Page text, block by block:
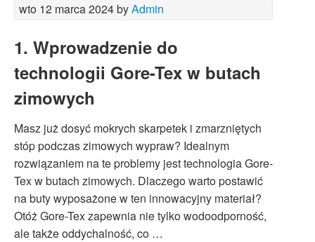
wto 12 marca 2024 byAdmin
1. Wprowadzenie do
technologii Gore-Tex w butach
zimowych
Masz już dosyć mokrych skarpetek i zmarzniętych
stóp podczas zimowych wypraw? Idealnym
rozwiązaniem na te problemy jest technologia Gore-
Tex w butach zimowych. Dlaczego warto postawić
na buty wyposażone w ten innowacyjny materiał?
Otóż Gore-Tex zapewnia nie tylko wodoodporność,
ale także oddychalność, co …